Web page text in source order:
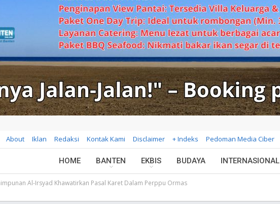
About Iklan Redaksi Kontak Kami Disclaimer + Indeks Pedoman Media Ciber
HOME BANTEN EKBIS BUDAYA INTERNASIONAL
Al-Irsyad Khawatirkan Pasal Karet Dalam Perppu Ormas